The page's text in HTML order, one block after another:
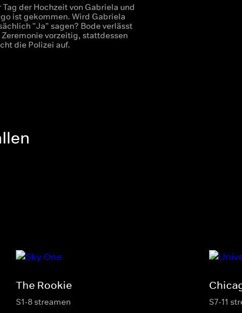
Tag der Hochzeit von Gabriela und
ist gekommen. Wird Gabriela
"Ja" sagen? Bode verlässt
vorzeitig, stattdessen
die Polizei auf.
The Rookie
S1-8 streamen S7-11